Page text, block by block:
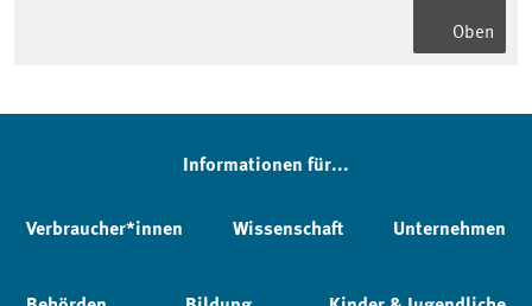
Oben
Informationen für...
Verbraucher*innen Wissenschaft Unternehmen